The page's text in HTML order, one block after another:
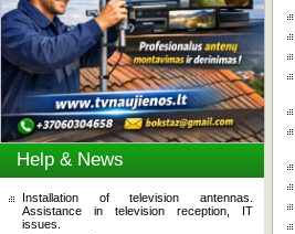
Help & News
Installation of television antennas.
Assistance in television reception, IT
issues.